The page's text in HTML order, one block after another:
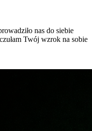
nas do siebie
Twój wzrok na sobie